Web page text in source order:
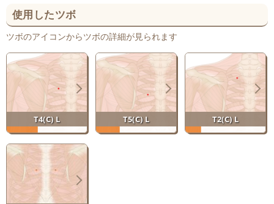
使用したツボ
ツボのアイコンからツボの詳細が見られます
T4(C) L T5(C) L T2(C) L